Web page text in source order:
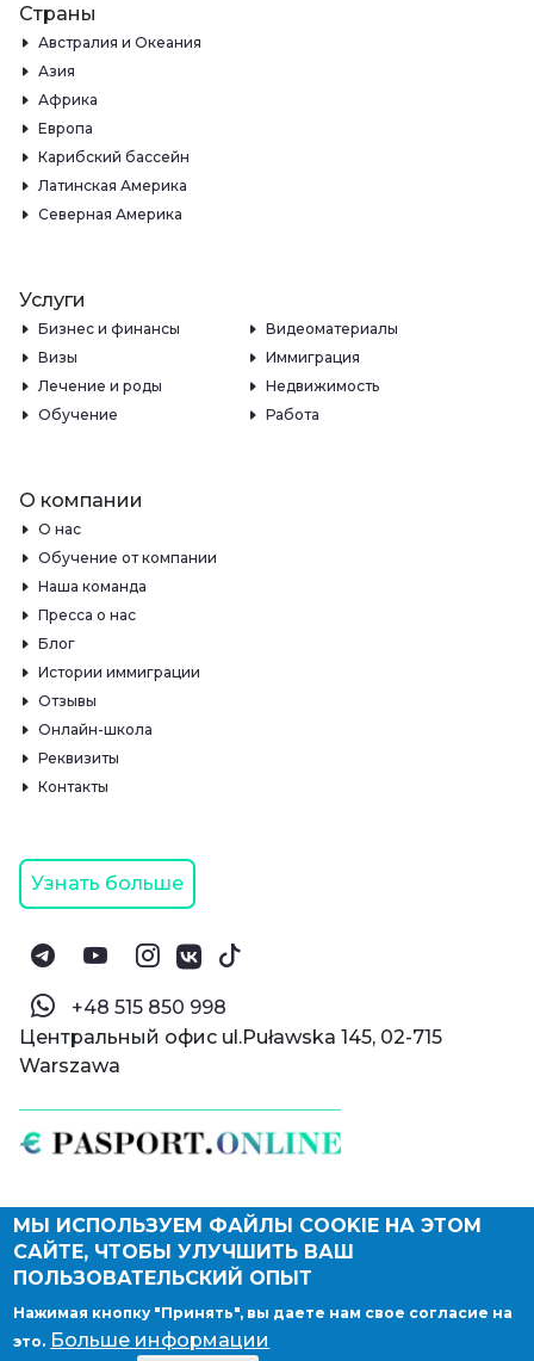
© Паспорт Онлайн 2019—2026
Политика конфиденциальности
Оферта и конфиденциальность:РФ
Правовые документы
Депонирование логотипа компании
Страны
Австралия и Океания
Азия
Африка
Европа
Карибский бассейн
Латинская Америка
Северная Америка
Услуги
Бизнес и финансы
Видеоматериалы
Визы
Иммиграция
Лечение и роды
Недвижимость
Обучение
Работа
О компании
О нас
Обучение от компании
Наша команда
Пресса о нас
Блог
Истории иммиграции
Отзывы
Онлайн-школа
Реквизиты
Контакты
Узнать больше
‪+48 515 850 998‬
Центральный офис ul.Puławska 145, 02-715
Warszawa
МЫ ИСПОЛЬЗУЕМ ФАЙЛЫ COOKIE НА ЭТОМ
САЙТЕ, ЧТОБЫ УЛУЧШИТЬ ВАШ
ПОЛЬЗОВАТЕЛЬСКИЙ ОПЫТ
Нажимая кнопку "Принять", вы даете нам свое согласие на
это. Больше информации